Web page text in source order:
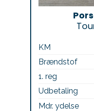
KM
Brændstof
1. reg
Udbetaling
Mdr. ydelse